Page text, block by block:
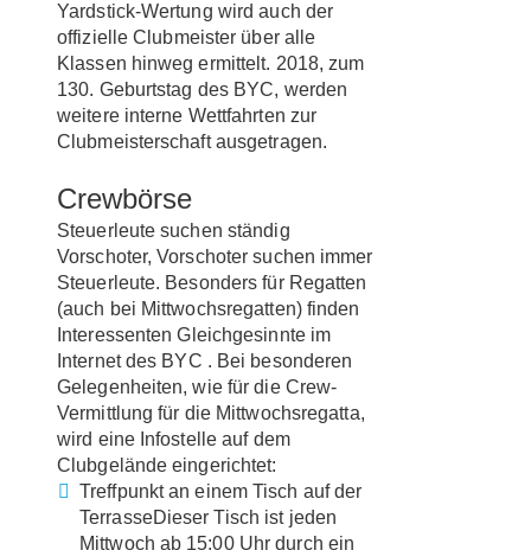
Yardstick-Wertung wird auch der
offizielle Clubmeister über alle
Klassen hinweg ermittelt. 2018, zum
130. Geburtstag des BYC, werden
weitere interne Wettfahrten zur
Clubmeisterschaft ausgetragen.
Crewbörse
Steuerleute suchen ständig
Vorschoter, Vorschoter suchen immer
Steuerleute. Besonders für Regatten
(auch bei Mittwochsregatten) finden
Interessenten Gleichgesinnte im
Internet des BYC . Bei besonderen
Gelegenheiten, wie für die Crew-
Vermittlung für die Mittwochsregatta,
wird eine Infostelle auf dem
Clubgelände eingerichtet:
Treffpunkt an einem Tisch auf der
TerrasseDieser Tisch ist jeden
Mittwoch ab 15:00 Uhr durch ein